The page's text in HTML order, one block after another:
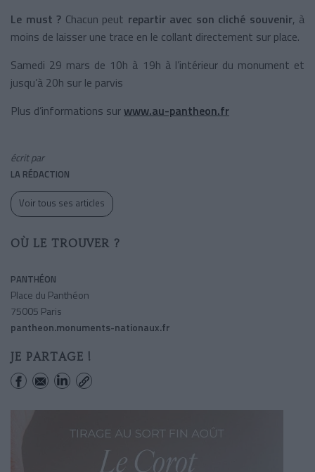
Le must ? Chacun peut repartir avec son cliché souvenir, à
moins de laisser une trace en le collant directement sur place.
Samedi 29 mars de 10h à 19h à l’intérieur du monument et
jusqu’à 20h sur le parvis
Plus d’informations surwww.au-pantheon.fr
écrit par
LA RÉDACTION
Voir tous ses articles
OÙ LE TROUVER ?
PANTHÉON
Place du Panthéon
75005 Paris
pantheon.monuments-nationaux.fr
JE PARTAGE !